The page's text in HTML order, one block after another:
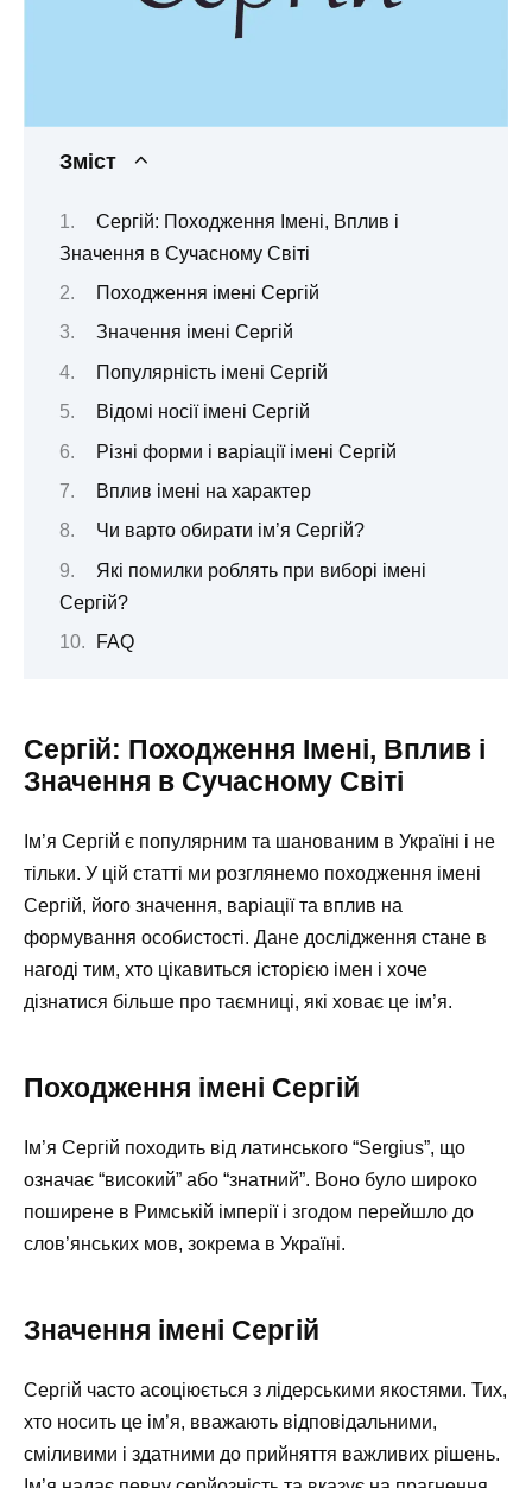
Зміст
Сергій: Походження Імені, Вплив і
Значення в Сучасному Світі
Походження імені Сергій
Значення імені Сергій
Популярність імені Сергій
Відомі носії імені Сергій
Різні форми і варіації імені Сергій
Вплив імені на характер
Чи варто обирати ім’я Сергій?
Які помилки роблять при виборі імені
Сергій?
FAQ
Сергій: Походження Імені, Вплив і
Значення в Сучасному Світі
Ім’я Сергій є популярним та шанованим в Україні і не
тільки. У цій статті ми розглянемо походження імені
Сергій, його значення, варіації та вплив на
формування особистості. Дане дослідження стане в
нагоді тим, хто цікавиться історією імен і хоче
дізнатися більше про таємниці, які ховає це ім’я.
Походження імені Сергій
Ім’я Сергій походить від латинського “Sergius”, що
означає “високий” або “знатний”. Воно було широко
поширене в Римській імперії і згодом перейшло до
слов’янських мов, зокрема в Україні.
Значення імені Сергій
Сергій часто асоціюється з лідерськими якостями. Тих,
хто носить це ім’я, вважають відповідальними,
сміливими і здатними до прийняття важливих рішень.